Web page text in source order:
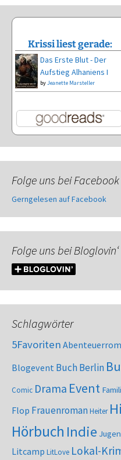
Krissi liest gerade:
Das Erste Blut - Der
Aufstieg Alhaniens I
byJeanette Marsteller
Folge uns bei Facebook
Gerngelesen auf Facebook
Folge uns bei Bloglovin‘
Schlagwörter
5Favoriten
Blogevent Buch Berlin
Comic Drama Event
Flop FrauenromanHeiter
Hörbuch Indie
Litcamp LitLove Lokal-